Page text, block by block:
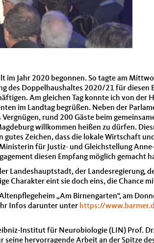
im Jahr 2020 begonnen. So tagte am
des Doppelhaushaltes 2020/21 für diesen
Am gleichen Tag konnte ich von
im Landtag begrüßen. Neben der
rund 200 Gäste beim
willkommen heißen zu dürfen.
Zeichen, dass die lokale Wirtschaft
für Justiz- und Gleichstellung
diesen Empfang möglich gemacht
Landeshauptstadt, der Landesregierung,
Charakter eint sie doch eins, die Chance
„Am Birnengarten“, am
Infos darunter unter https://
Institut für Neurobiologie (LIN) Prof.
hervorragende Arbeit an der Spitze